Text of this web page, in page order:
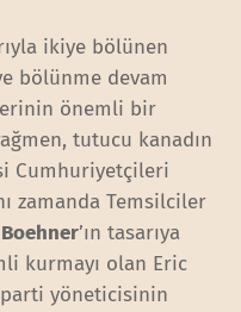
ikiye bölünen
bölünme devam
önemli bir
tutucu kanadın
Cumhuriyetçileri
zamanda Temsilciler
’ın tasarıya
kurmayı olan Eric
yöneticisinin